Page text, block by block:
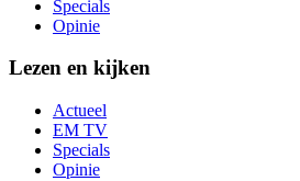
Specials
Opinie
Lezen en kijken
Actueel
EM TV
Specials
Opinie